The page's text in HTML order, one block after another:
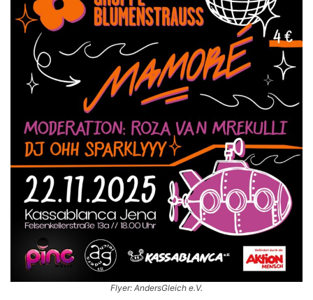
Flyer: AndersGleich e.V.